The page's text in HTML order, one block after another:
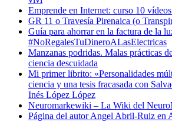
Emprende en Internet: curso 10
GR 11 o Travesía Pirenaica (o
Guía para ahorrar en la factura de la
#NoRegalesTuDineroALasElectricas
Manzanas podridas. Malas prácticas
ciencia descuidada
Mi primer librito: «Personalidades
ciencia y una tesis fracasada con
Inés López López
Neuromarkewiki – La Wiki del
Página del autor Angel Abril-Ruiz en